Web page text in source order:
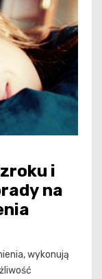
i
na
wykonują